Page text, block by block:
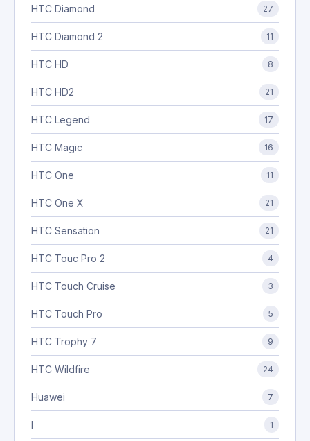
HTC Diamond 27
HTC Diamond 2 11
HTC HD 8
HTC HD2 21
HTC Legend 17
HTC Magic 16
HTC One 11
HTC One X 21
HTC Sensation 21
HTC Touc Pro 2 4
HTC Touch Cruise 3
HTC Touch Pro 5
HTC Trophy 7 9
HTC Wildfire 24
Huawei 7
I 1